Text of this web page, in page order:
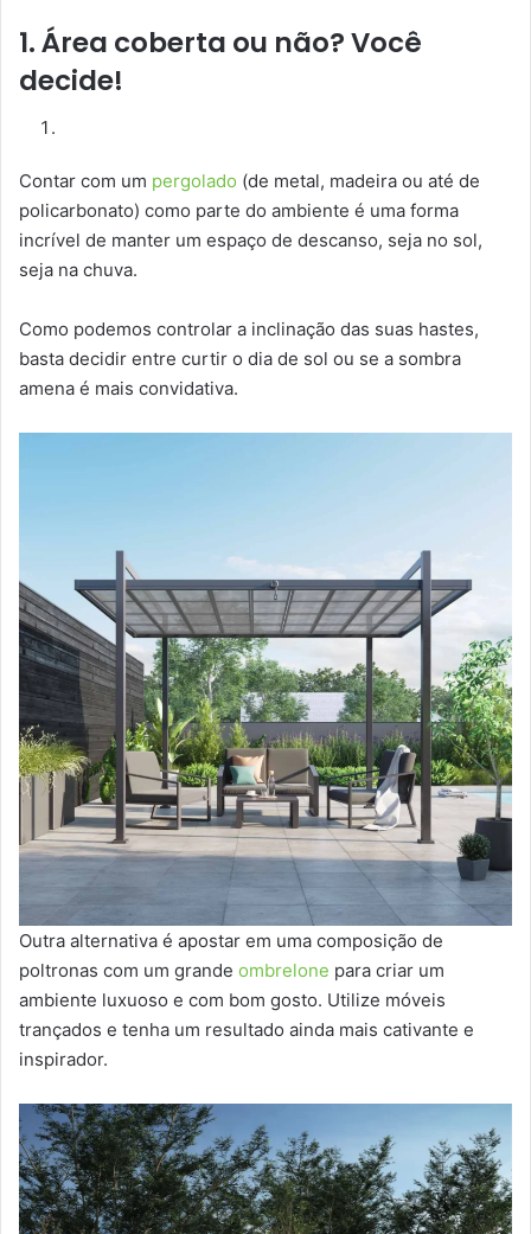
1.Área coberta ou não? Você
decide!
Contar com um pergolado (de metal, madeira ou até de
policarbonato) como parte do ambiente é uma forma
incrível de manter um espaço de descanso, seja no sol,
seja na chuva.
Como podemos controlar a inclinação das suas hastes,
basta decidir entre curtir o dia de sol ou se a sombra
amena é mais convidativa.
Outra alternativa é apostar em uma composição de
poltronas com um grande ombrelone para criar um
ambiente luxuoso e com bom gosto. Utilize móveis
trançados e tenha um resultado ainda mais cativante e
inspirador.